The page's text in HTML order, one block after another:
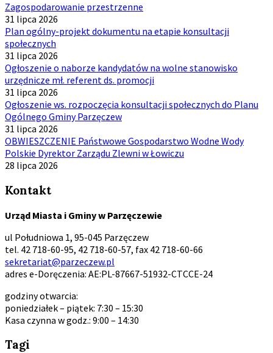
Zagospodarowanie przestrzenne
31 lipca 2026
Plan ogólny-projekt dokumentu na etapie konsultacji
społecznych
31 lipca 2026
Ogłoszenie o naborze kandydatów na wolne stanowisko
urzędnicze mł. referent ds. promocji
31 lipca 2026
Ogłoszenie ws. rozpoczęcia konsultacji społecznych do Planu
Ogólnego Gminy Parzęczew
31 lipca 2026
OBWIESZCZENIE Państwowe Gospodarstwo Wodne Wody
Polskie Dyrektor Zarządu Zlewni w Łowiczu
28 lipca 2026
Kontakt
Urząd Miasta i Gminy w Parzęczewie
ul Południowa 1, 95-045 Parzęczew
tel. 42 718-60-95, 42 718-60-57, fax 42 718-60-66
sekretariat@parzeczew.pl
adres e-Doręczenia: AE:PL-87667-51932-CTCCE-24
godziny otwarcia:
poniedziałek – piątek: 7:30 – 15:30
Kasa czynna w godz.: 9:00 – 14:30
Tagi